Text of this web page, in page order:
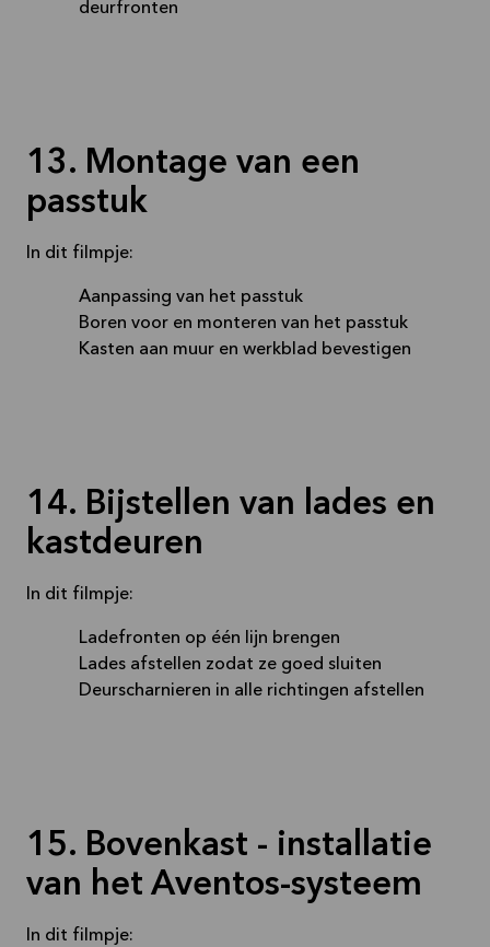
deurfronten
13. Montage van een
passtuk
In dit filmpje:
Aanpassing van het passtuk
Boren voor en monteren van het passtuk
Kasten aan muur en werkblad bevestigen
14. Bijstellen van lades en
kastdeuren
In dit filmpje:
Ladefronten op één lijn brengen
Lades afstellen zodat ze goed sluiten
Deurscharnieren in alle richtingen afstellen
15. Bovenkast - installatie
van het Aventos-systeem
In dit filmpje: